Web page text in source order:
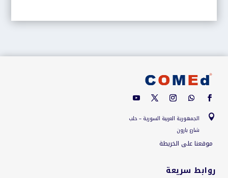

الجمهورية العربية السورية – حلب
شارع بارون
موقعنا على الخريطة
روابط سريعة